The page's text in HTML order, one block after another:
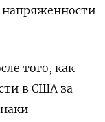
напряженности
того, как
в США за